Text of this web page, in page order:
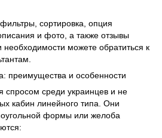
сортировка, опция
и фото, а также отзывы
необходимости можете обратиться к
преимущества и особенности
спросом среди украинцев и не
кабин линейного типа. Они
формы или желоба